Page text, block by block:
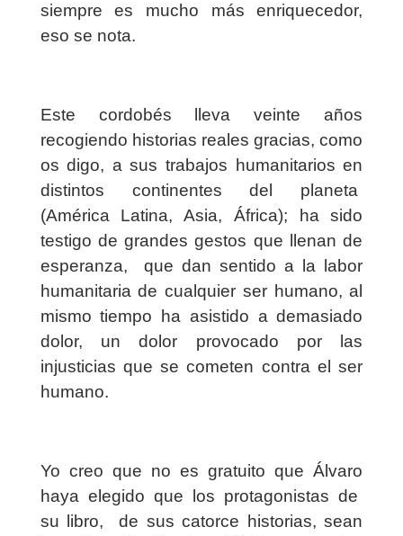
siempre es mucho más enriquecedor,
eso se nota.
Este cordobés lleva veinte años
recogiendo historias reales gracias, como
os digo, a sus trabajos humanitarios en
distintos continentes del planeta
(América Latina, Asia, África); ha sido
testigo de grandes gestos que llenan de
esperanza,
que dan sentido a la labor
humanitaria de cualquier ser humano, al
mismo tiempo ha asistido a demasiado
dolor, un dolor provocado por las
injusticias que se cometen contra el ser
humano.
Yo creo que no es gratuito que Álvaro
haya elegido que los protagonistas de
su libro,
de sus catorce historias, sean